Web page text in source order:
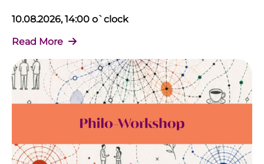
10.08.2026, 14:00 o`clock
Read More